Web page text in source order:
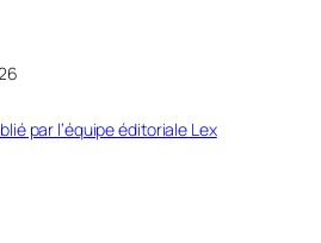
par l’équipe éditoriale Lex